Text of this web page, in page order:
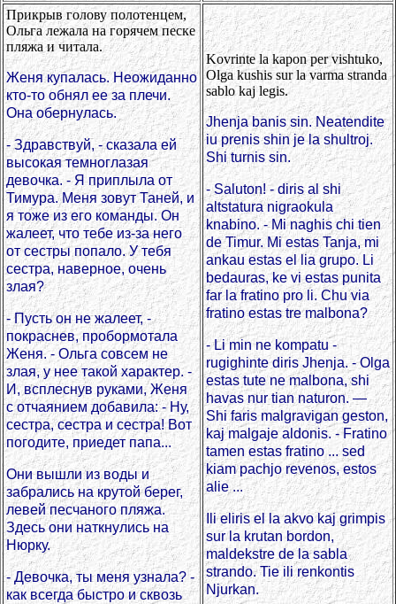
Прикрыв голову полотенцем,
Ольга лежала на горячем песке
пляжа и читала.
Женя купалась. Неожиданно
кто-то обнял ее за плечи.
Она обернулась.
- Здравствуй, - сказала ей
высокая темноглазая
девочка. - Я приплыла от
Тимура. Меня зовут Таней, и
я тоже из его команды. Он
жалеет, что тебе из-за него
от сестры попало. У тебя
сестра, наверное, очень
злая?
- Пусть он не жалеет, -
покраснев, пробормотала
Женя. - Ольга совсем не
злая, у нее такой характер. -
И, всплеснув руками, Женя
с отчаянием добавила: - Ну,
сестра, сестра и сестра! Вот
погодите, приедет папа...
Они вышли из воды и
забрались на крутой берег,
левей песчаного пляжа.
Здесь они наткнулись на
Нюрку.
- Девочка, ты меня узнала? -
как всегда быстро и сквозь
Kovrinte la kapon per vishtuko,
Olga kushis sur la varma stranda
sablo kaj legis.
Jhenja banis sin. Neatendite
iu prenis shin je la shultroj.
Shi turnis sin.
- Saluton! - diris al shi
altstatura nigraokula
knabino. - Mi naghis chi tien
de Timur. Mi estas Tanja, mi
ankau estas el lia grupo. Li
bedauras, ke vi estas punita
far la fratino pro li. Chu via
fratino estas tre malbona?
- Li min ne kompatu -
rugighinte diris Jhenja. - Olga
estas tute ne malbona, shi
havas nur tian naturon. —
Shi faris malgravigan geston,
kaj malgaje aldonis. - Fratino
tamen estas fratino ... sed
kiam pachjo revenos, estos
alie ...
Ili eliris el la akvo kaj grimpis
sur la krutan bordon,
maldekstre de la sabla
strando. Tie ili renkontis
Njurkan.